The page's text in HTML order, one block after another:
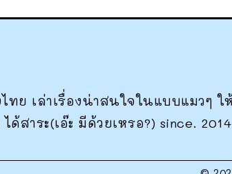
ทย เล่าเรื่องน่าสนใจในแบบแมวๆ ใ
สาระ(เอ๊ะ มีด้วยเหรอ?) since. 2014